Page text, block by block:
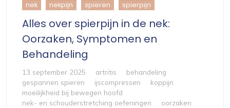
nek nekpijn spieren spierpijn
Alles over spierpijn in de nek:
Oorzaken, Symptomen en
Behandeling
13 september 2025 artritis
behandeling
gespannen spieren
ijscompressen
koppijn
moeilijkheid bij bewegen hoofd
nek- en schouderstretching oefeningen
oorzaken